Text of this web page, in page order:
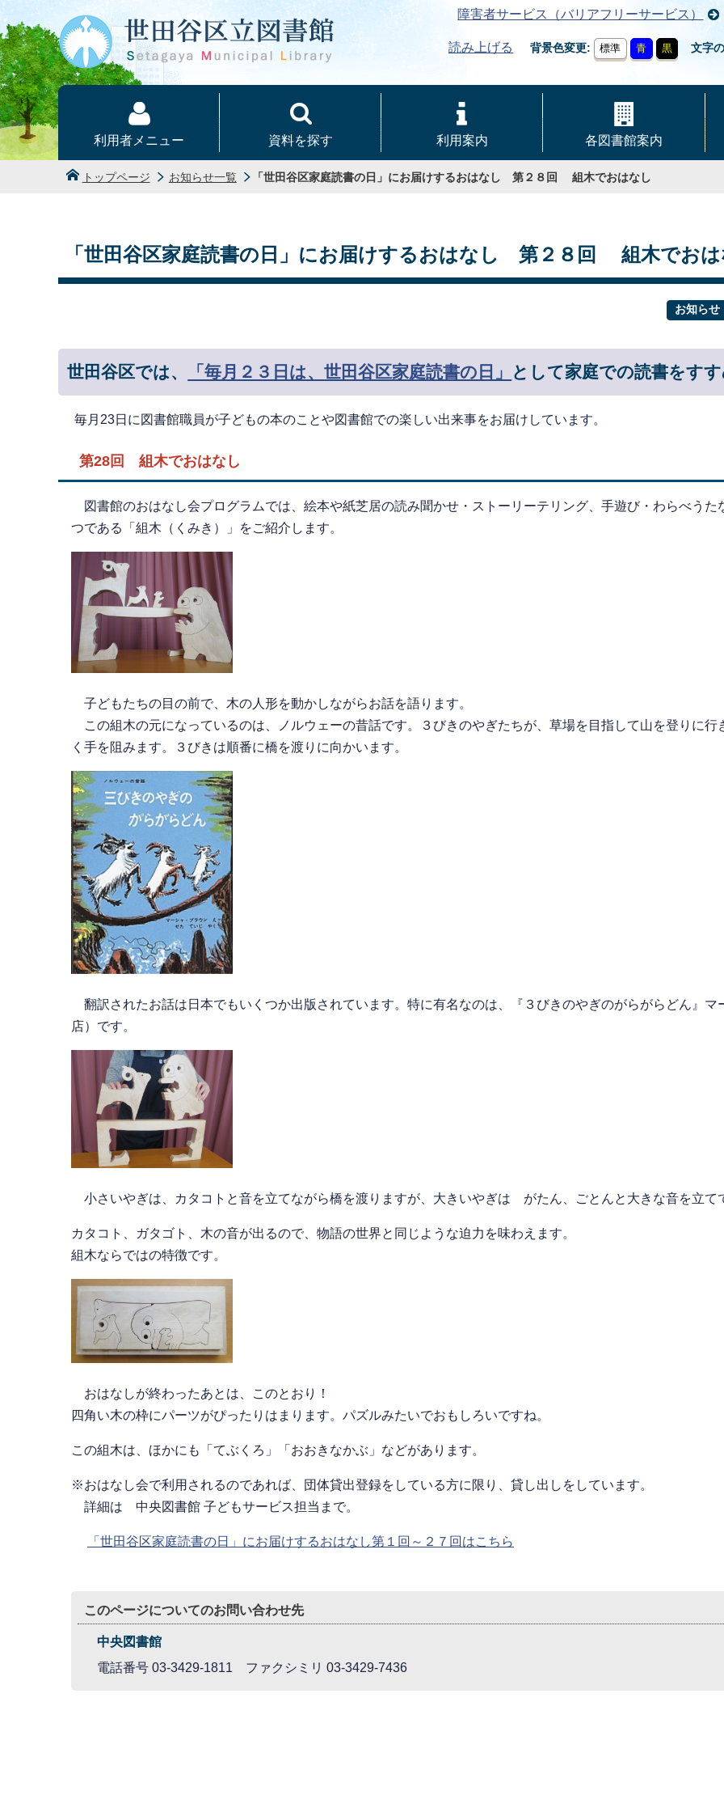
本文へ
障害者サービス（バリアフリーサービス）
読み上げる 背景色変更 標準 青 黒 文字
利用者メニュー 資料を探す 利用案内 各図書館案内
トップページ お知らせ一覧 「世田谷区家庭読書の日」にお届けするおはなし 第２８回 組木でおはなし
「世田谷区家庭読書の日」にお届けするおはなし 第２８回 組木でおは
お知らせ
世田谷区では、 「毎月２３日は、世田谷区家庭読書の日」 として家庭での読書をす
毎月23日に図書館職員が子どもの本のことや図書館での楽しい出来事をお届けしています。
第28回 組木でおはなし
図書館のおはなし会プログラムでは、絵本や紙芝居の読み聞かせ・ストーリーテリング、手遊び・わらべう
つである「組木（くみき）」をご紹介します。
子どもたちの目の前で、木の人形を動かしながらお話を語ります。
この組木の元になっているのは、ノルウェーの昔話です。３びきのやぎたちが、草場を目指して山を登りに
く手を阻みます。３びきは順番に橋を渡りに向かいます。
翻訳されたお話は日本でもいくつか出版されています。特に有名なのは、『３びきのやぎのがらがらどん
店）です。
小さいやぎは、カタコトと音を立てながら橋を渡りますが、大きいやぎは がたん、ごとんと大きな音を立て
カタコト、ガタゴト、木の音が出るので、物語の世界と同じような迫力を味わえます。
組木ならではの特徴です。
おはなしが終わったあとは、このとおり！
四角い木の枠にパーツがぴったりはまります。パズルみたいでおもしろいですね。
この組木は、ほかにも「てぶくろ」「おおきなかぶ」などがあります。
※おはなし会で利用されるのであれば、団体貸出登録をしている方に限り、貸し出しをしています。
詳細は 中央図書館 子どもサービス担当まで。
「世田谷区家庭読書の日」にお届けするおはなし第１回～２７回はこちら
このページについてのお問い合わせ先
中央図書館
電話番号 03-3429-1811 ファクシミリ 03-3429-7436